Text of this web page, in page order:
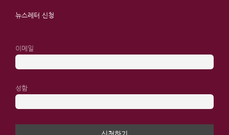
뉴스레터 신청
이메일
성함